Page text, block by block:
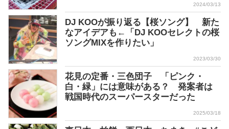
2024/03/13
DJ KOOが振り返る【桜ソング】 新た
なアイデアも←「DJ KOOセレクトの桜
ソングMIXを作りたい」
2023/03/30
花見の定番・三色団子 「ピンク・
白・緑」には意味がある？ 発案者は
戦国時代のスーパースターだった
2025/03/18